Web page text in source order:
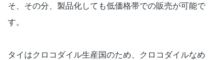
そ、その分、製品化しても低価格帯での販売が可能で
す。
タイはクロコダイル生産国のため、クロコダイルなめ